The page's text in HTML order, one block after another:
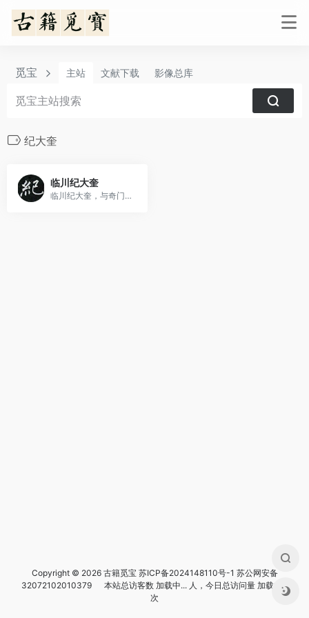
觅宝 主站 文献下载 影像总库
纪大奎
临川纪大奎
临川纪大奎，与奇门、风水、六壬有关
Copyright © 2026 古籍觅宝 苏ICP备2024148110号-1 苏公网安备
32072102010379
本站总访客数 加载中...人，今日总访问量 加载中...
次